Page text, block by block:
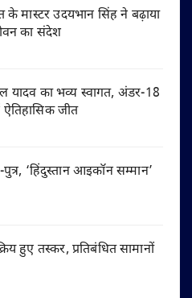
के मास्टर उदयभान सिंह ने बढ़ाया
का संदेश
यादव का भव्य स्वागत, अंडर-18
जीत
‘हिंदुस्तान आइकॉन सम्मान’
हुए तस्कर, प्रतिबंधित सामानों